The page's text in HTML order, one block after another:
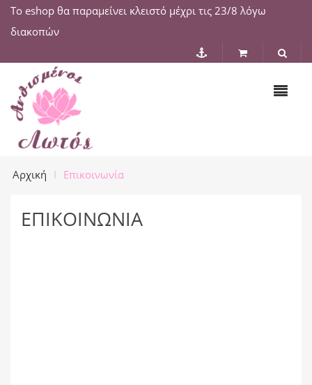
Το eshop θα παραμείνει κλειστό μέχρι τις 23/8 λόγω
διακοπών
Αρχική Επικοινωνία
ΕΠΙΚΟΙΝΩΝΊΑ